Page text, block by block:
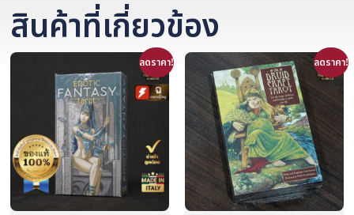
สินค้าที่เกี่ยวข้อง
ลดราคา! ลดราคา!